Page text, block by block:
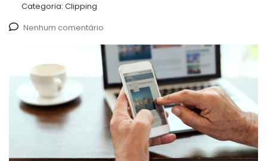
Categoria: Clipping
Nenhum comentário